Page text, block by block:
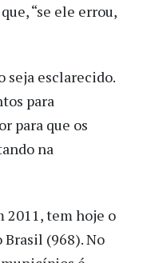
“se ele errou,
seja esclarecido.
para
para que os
na
2011, tem hoje o
(968). No